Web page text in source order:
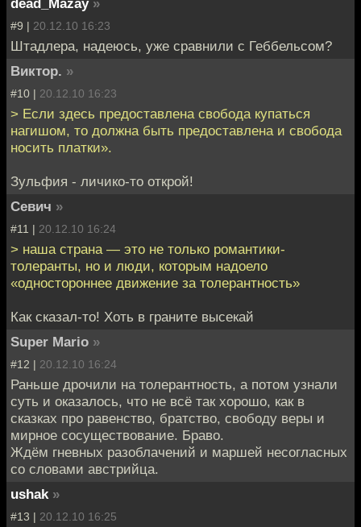
#9 | 20.12.10 16:23
Штадлера, надеюсь, уже сравнили с Геббельсом?
Виктор. »
#10 | 20.12.10 16:23
> Если здесь предоставлена свобода купаться
нагишом, то должна быть предоставлена и свобода
носить платки».
Зульфия - личико-то открой!
Севич »
#11 | 20.12.10 16:24
> наша страна — это не только романтики-
толеранты, но и люди, которым надоело
«одностороннее движение за толерантность»
Как сказал-то! Хоть в граните высекай
Super Mario »
#12 | 20.12.10 16:24
Раньше дрочили на толерантность, а потом узнали
суть и оказалось, что не всё так хорошо, как в
сказках про равенство, братство, свободу веры и
мирное сосуществование. Браво.
Ждём гневных разоблачений и маршей несогласных
со словами австрийца.
ushak »
#13 | 20.12.10 16:25